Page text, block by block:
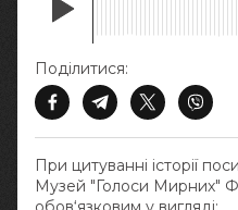
При цитуванні історії
Музей "Голоси Мирних"
Поділитися: